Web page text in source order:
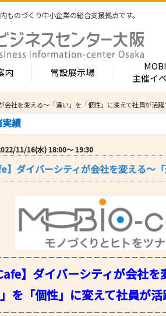
ものづくり中小企業の総合支援拠点です。
- 展示・商談会
- 大阪ものづくり企業ナビ
- MOBIO主催イベント
- ものづくりイノベーション支援
- 大規模展示商談会活用事業（出展支援事
- 大阪府中小企業等外国出願支援事業
- 大阪ものづくり優良企業賞
- 大阪製ブランド認定制度
- 大阪の伝統工芸品
内
内 -北館-
常設展示企業五十音順一覧）
場のご案内
ンキュベートルーム）
常設展示場
常設展示場
- MOBIO 常設展示場
視察見学について
展示場出展について
出展のメリット
出展するには？
出展企業の声
主催イ
会社を変える～「違い」を「個性」に変えて社員が活躍
績
11/16(水) 18:00〜 19:30
】ダイバーシティが会社を変える～
－－－－－－－－－－－－－－－－－－－
】ダイバーシティが会社を
「個性」に変えて社員が活
－－－－－－－－－－－－－－－－－－－